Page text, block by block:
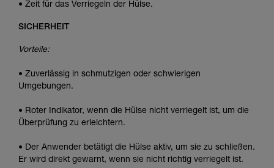
• Zeit für das Verriegeln der Hülse.
SICHERHEIT
Vorteile:
• Zuverlässig in schmutzigen oder schwierigen
Umgebungen.
• Roter Indikator, wenn die Hülse nicht verriegelt ist, um die
Überprüfung zu erleichtern.
• Der Anwender betätigt die Hülse aktiv, um sie zu schließen.
Er wird direkt gewarnt, wenn sie nicht richtig verriegelt ist.